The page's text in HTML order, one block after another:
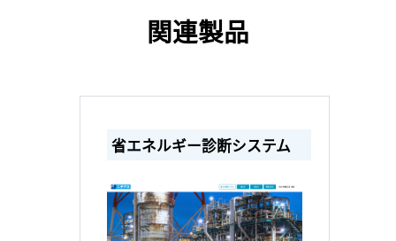
関連製品
省エネルギー診断システム